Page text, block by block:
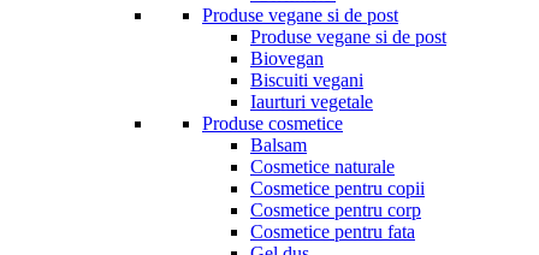
Produse vegane si de post
Produse vegane si de post
Biovegan
Biscuiti vegani
Iaurturi vegetale
Produse cosmetice
Balsam
Cosmetice naturale
Cosmetice pentru copii
Cosmetice pentru corp
Cosmetice pentru fata